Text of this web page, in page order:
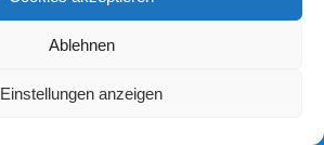
Ablehnen
Einstellungen anzeigen